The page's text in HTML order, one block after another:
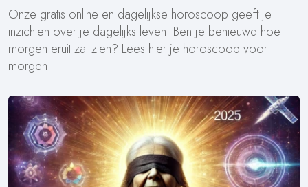
Onze gratis online en dagelijkse horoscoop geeft je
inzichten over je dagelijks leven! Ben je benieuwd hoe
morgen eruit zal zien? Lees hier je horoscoop voor
morgen!